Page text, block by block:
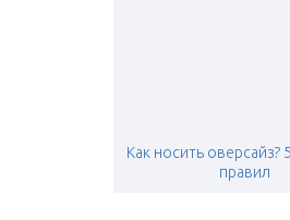
Как носить оверсайз?
правил